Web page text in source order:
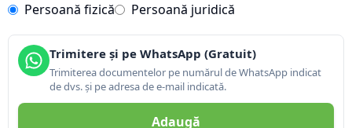
Persoană fizică
Persoană juridică
Trimitere și pe WhatsApp (Gratuit)
Trimiterea documentelor pe numărul de WhatsApp indicat
de dvs. și pe adresa de e-mail indicată.
Adaugă